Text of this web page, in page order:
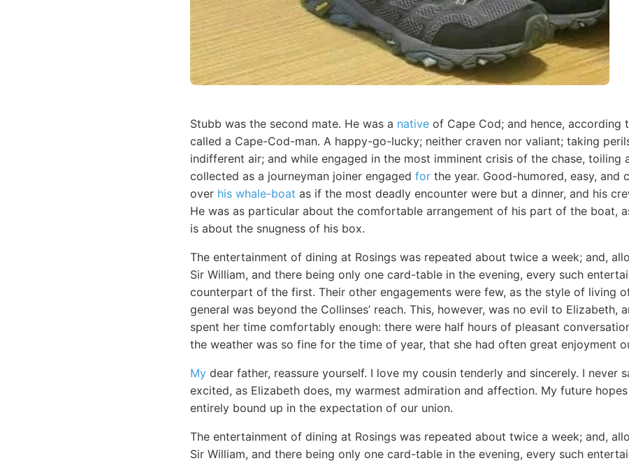
Stubb was the second mate. He was a native of Cape Cod; and hence, according
called a Cape-Cod-man. A happy-go-lucky; neither craven nor valiant; taking
indifferent air; and while engaged in the most imminent crisis of the chase, toiling
collected as a journeyman joiner engaged for the year. Good-humored, easy, and
over his whale-boat as if the most deadly encounter were but a dinner, and his
He was as particular about the comfortable arrangement of his part of the boat,
is about the snugness of his box.
The entertainment of dining at Rosings was repeated about twice a week; and,
Sir William, and there being only one card-table in the evening, every such
counterpart of the first. Their other engagements were few, as the style of living
general was beyond the Collinses’ reach. This, however, was no evil to Elizabeth,
spent her time comfortably enough: there were half hours of pleasant
the weather was so fine for the time of year, that she had often great enjoyment
My dear father, reassure yourself. I love my cousin tenderly and sincerely. I never
excited, as Elizabeth does, my warmest admiration and affection. My future
entirely bound up in the expectation of our union.
The entertainment of dining at Rosings was repeated about twice a week; and,
Sir William, and there being only one card-table in the evening, every such